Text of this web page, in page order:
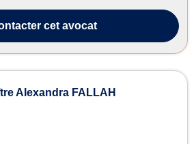
cet avocat
Alexandra FALLAH